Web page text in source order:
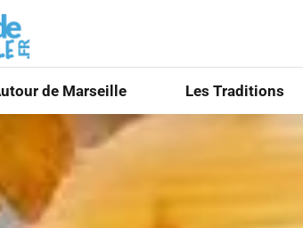
de Marseille Les Traditions